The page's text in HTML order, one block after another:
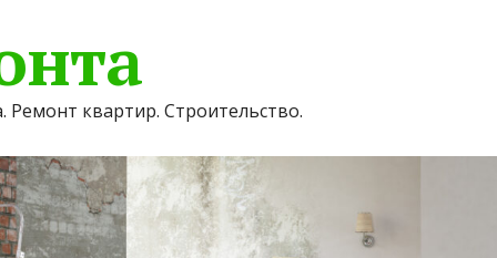
квартир. Строительство.